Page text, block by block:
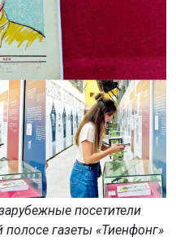
посетители
газеты «Тиенфонг»